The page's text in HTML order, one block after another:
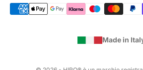
Made in